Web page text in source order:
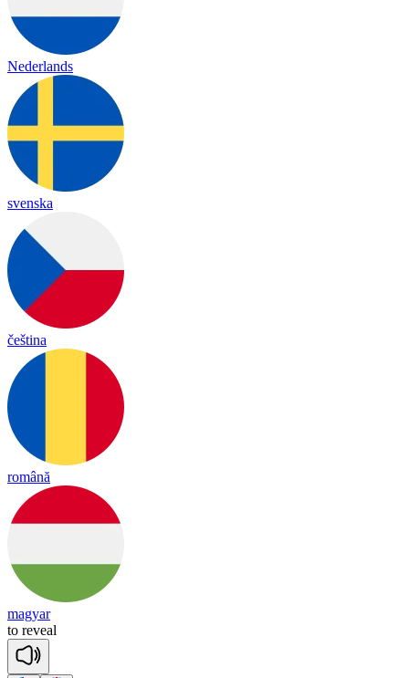
Nederlands
svenska
čeština
română
magyar
to reveal